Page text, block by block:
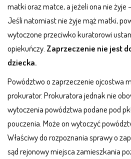
matki oraz matce, a jeżeli ona nie żyje
Jeśli natomiast nie żyje mąż matki,
wytoczone przeciwko kuratorowi
opiekuńczy. Zaprzeczenie nie jest
dziecka.
Powództwo o zaprzeczenie ojcostwa
prokurator. Prokuratora jednak nie
wytoczenia powództwa podane pod
pouczenia. Może on wytoczyć
Właściwy do rozpoznania sprawy o
sąd rejonowy miejsca zamieszkania